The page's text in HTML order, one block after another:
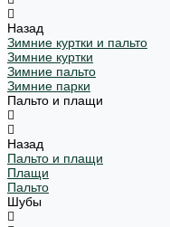
Назад
Зимние куртки и пальто
Зимние куртки
Зимние пальто
Зимние парки
Пальто и плащи
Назад
Пальто и плащи
Плащи
Пальто
Шубы